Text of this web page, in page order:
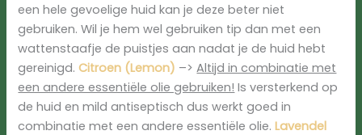
een hele gevoelige huid kan je deze beter niet
gebruiken. Wil je hem wel gebruiken tip dan met een
wattenstaafje de puistjes aan nadat je de huid hebt
gereinigd.Citroen (Lemon) –>Altijd in combinatie met
een andere essentiële olie gebruiken! Is versterkend op
de huid en mild antiseptisch dus werkt goed in
combinatie met een andere essentiële olie.Lavendel